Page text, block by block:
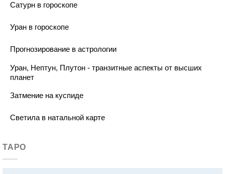
Сатурн в гороскопе
Уран в гороскопе
Прогнозирование в астрологии
Уран, Нептун, Плутон - транзитные аспекты от высших
планет
Затмение на куспиде
Светила в натальной карте
ТАРО